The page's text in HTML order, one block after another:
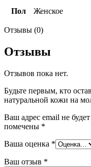
Пол Женское
Отзывы (0)
Отзывы
Отзывов пока нет.
Будьте первым, кто
натуральной кожи на
Ваш адрес email не
помечены *
Ваша оценка *
Ваш отзыв *